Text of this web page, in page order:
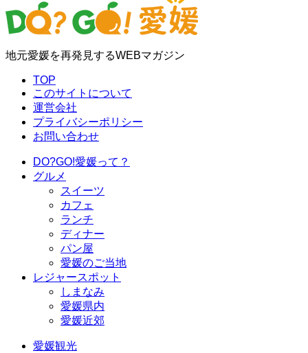
地元愛媛を再発見するWEBマガジン
TOP
このサイトについて
運営会社
プライバシーポリシー
お問い合わせ
DO?GO!愛媛って？
グルメ
スイーツ
カフェ
ランチ
ディナー
パン屋
愛媛のご当地
レジャースポット
しまなみ
愛媛県内
愛媛近郊
愛媛観光